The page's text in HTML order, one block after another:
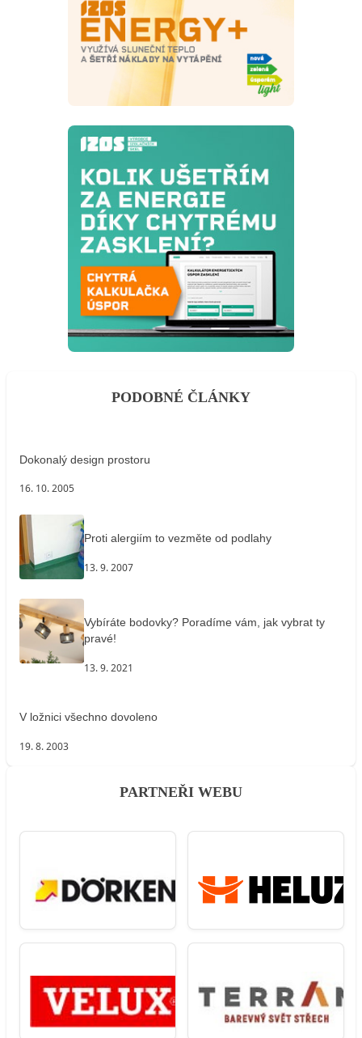
PODOBNÉ ČLÁNKY
Dokonalý design prostoru
16. 10. 2005
Proti alergiím to vezměte od podlahy
13. 9. 2007
Vybíráte bodovky? Poradíme vám, jak vybrat ty
pravé!
13. 9. 2021
V ložnici všechno dovoleno
19. 8. 2003
PARTNEŘI WEBU